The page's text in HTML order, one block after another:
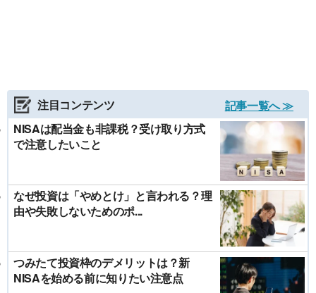
注目コンテンツ
記事一覧へ ≫
NISAは配当金も非課税？受け取り方式
で注意したいこと
なぜ投資は「やめとけ」と言われる？理
由や失敗しないためのポ...
つみたて投資枠のデメリットは？新
NISAを始める前に知りたい注意点